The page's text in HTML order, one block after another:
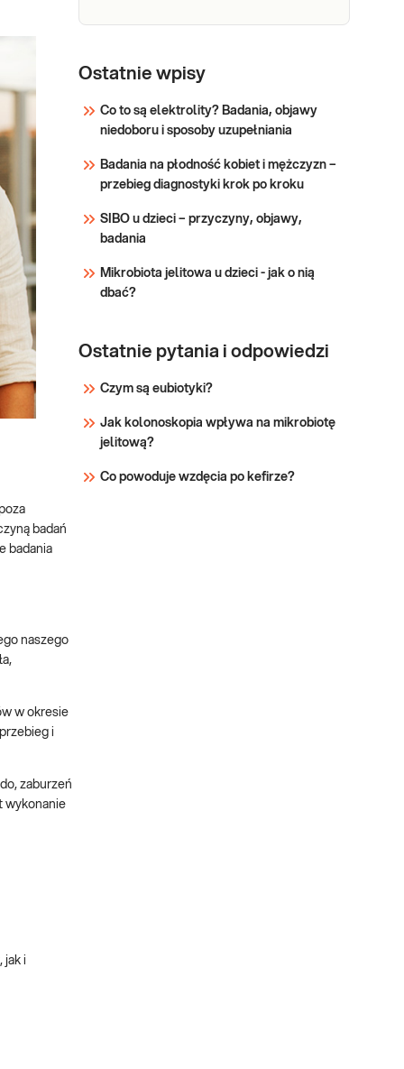
badań
badania
naszego
w okresie
i
zaburzeń
wykonanie
jak i
ciała, chwiejność
hormonalny
- kortyzol,
insulina,
witamina D
Dedykowany dla: Kobiet,
Mężczyzn w każdym
wieku Wskazany: → Jako
hormonalnego dla kobiet i
e-Pakietu hormonalnego
Ostatnie wpisy
Co to są elektrolity? Badania, objawy
niedoboru i sposoby uzupełniania
Badania na płodność kobiet i mężczyzn –
przebieg diagnostyki krok po kroku
SIBO u dzieci – przyczyny, objawy,
badania
Mikrobiota jelitowa u dzieci - jak o nią
dbać?
Ostatnie pytania i odpowiedzi
Czym są eubiotyki?
Jak kolonoskopia wpływa na mikrobiotę
jelitową?
Co powoduje wzdęcia po kefirze?